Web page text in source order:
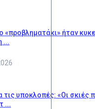
«προβληματάκι» ήταν
...
τις υποκλοπές: «Οι σκιές
...